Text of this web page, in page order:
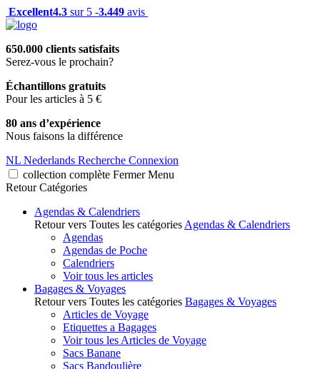
Excellent4.3 sur 5 -3.449 avis
650.000 clients satisfaits
Serez-vous le prochain?
Échantillons gratuits
Pour les articles à 5 €
80 ans d’expérience
Nous faisons la différence
NL Nederlands Recherche Connexion
collection complète Fermer Menu
Retour Catégories
Agendas & Calendriers
Retour vers Toutes les catégories Agendas & Calendriers
Agendas
Agendas de Poche
Calendriers
Voir tous les articles
Bagages & Voyages
Retour vers Toutes les catégories Bagages & Voyages
Articles de Voyage
Etiquettes a Bagages
Voir tous les Articles de Voyage
Sacs Banane
Sacs Bandoulière